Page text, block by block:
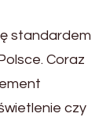
standardem
Coraz
czy